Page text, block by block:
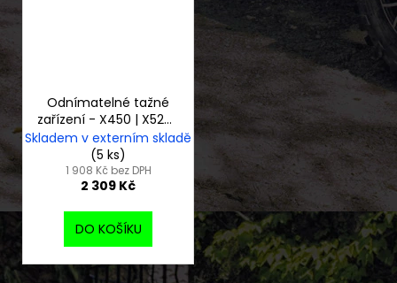
Odnímatelné tažné
zařízení - X450 | X520 |
X550
Skladem v externím skladě
(5 ks)
1 908 Kč bez DPH
2 309 Kč
DO KOŠÍKU